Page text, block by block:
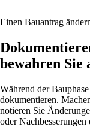
Einen Bauantrag
bewahren Sie
Während der
dokumentieren.
notieren Sie
oder Nachbesserungen